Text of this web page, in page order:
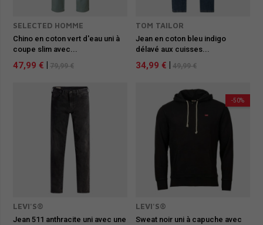
SELECTED HOMME
Chino en coton vert d'eau uni à
coupe slim avec...
47,99 € 79,99 €
TOM TAILOR
Jean en coton bleu indigo
délavé aux cuisses...
34,99 € 49,99 €
LEVI'S®
Jean 511 anthracite uni avec une
-50%
LEVI'S®
Sweat noir uni à capuche avec